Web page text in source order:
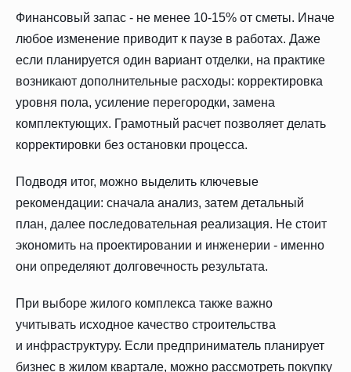
Финансовый запас - не менее 10-15% от сметы. Иначе
любое изменение приводит к паузе в работах. Даже
если планируется один вариант отделки, на практике
возникают дополнительные расходы: корректировка
уровня пола, усиление перегородки, замена
комплектующих. Грамотный расчет позволяет делать
корректировки без остановки процесса.
Подводя итог, можно выделить ключевые
рекомендации: сначала анализ, затем детальный
план, далее последовательная реализация. Не стоит
экономить на проектировании и инженерии - именно
они определяют долговечность результата.
При выборе жилого комплекса также важно
учитывать исходное качество строительства
и инфраструктуру. Если предприниматель планирует
бизнес в жилом квартале, можно рассмотреть покупку